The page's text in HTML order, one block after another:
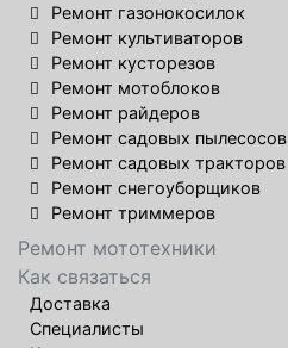
Ремонт газонокосилок
Ремонт культиваторов
Ремонт кусторезов
Ремонт мотоблоков
Ремонт райдеров
Ремонт садовых пылесосов
Ремонт садовых тракторов
Ремонт снегоуборщиков
Ремонт триммеров
Ремонт мототехники
Как связаться
Доставка
Специалисты